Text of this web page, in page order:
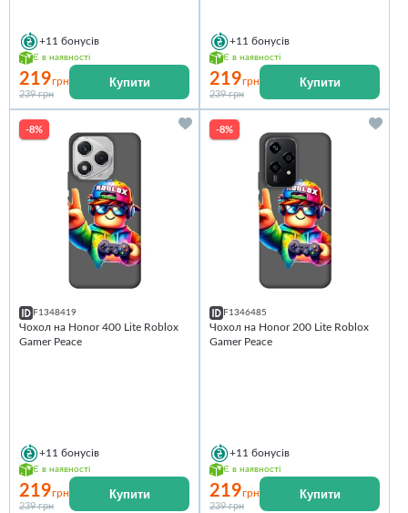
+11 бонусів
Є в наявності
219грн
239 грн
Купити
+11 бонусів
Є в наявності
219грн
239 грн
Купити
-8%
F1348419
Чохол на Honor 400 Lite Roblox
Gamer Peace
+11 бонусів
Є в наявності
219грн
239 грн
Купити
-8%
F1346485
Чохол на Honor 200 Lite Roblox
Gamer Peace
+11 бонусів
Є в наявності
219грн
239 грн
Купити